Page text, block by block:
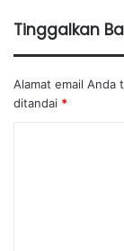
Tinggalkan
Alamat email Anda
ditandai *